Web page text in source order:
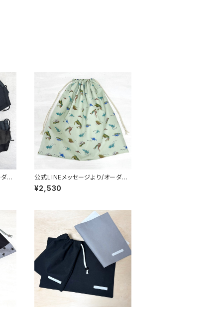
｜
公式LINEメッセージより/オーダー
品/巾着袋(特大)☆50×50cm【恐
竜柄】男の子 ダイナソー 特大｜
¥2,530